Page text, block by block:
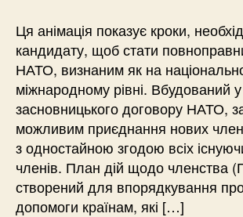
Ця анімація показує кроки,
кандидату, щоб стати
НАТО, визнаним як на
міжнародному рівні. Вбудований
засновницького договору НАТО,
можливим приєднання нових
з одностайною згодою всіх
членів. План дій щодо членства
створений для впорядкування
допомоги країнам, які […]